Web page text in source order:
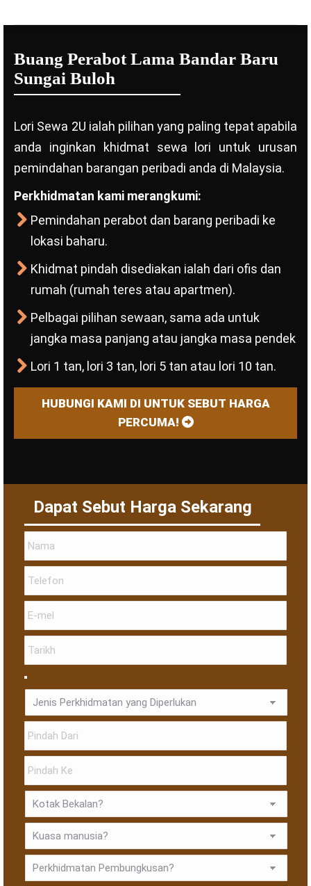
Buang Perabot Lama Bandar Baru
Sungai Buloh
Lori Sewa 2U ialah pilihan yang paling tepat apabila
anda inginkan khidmat sewa lori untuk urusan
pemindahan barangan peribadi anda di Malaysia.
Perkhidmatan kami merangkumi:
Pemindahan perabot dan barang peribadi ke
lokasi baharu.
Khidmat pindah disediakan ialah dari ofis dan
rumah (rumah teres atau apartmen).
Pelbagai pilihan sewaan, sama ada untuk
jangka masa panjang atau jangka masa pendek
Lori 1 tan, lori 3 tan, lori 5 tan atau lori 10 tan.
HUBUNGI KAMI DI UNTUK SEBUT HARGA
PERCUMA!
Dapat Sebut Harga Sekarang